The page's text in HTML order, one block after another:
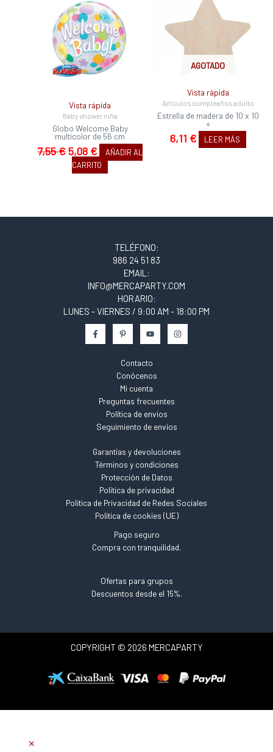
Vista rápida
Baby shower niña
Globo Welcome Baby
multicolor de 56 cm
7,55€
original
era:
7,55 €.
5,08 €
actual
es:
5,08 €.
AÑADIR AL
CARRITO
AGOTADO
Vista rápida
Artículos cumpleaños adulto
Estrella de madera de 10 x 10
«
6,11 € LEER MÁS
TELÉFONO:
986 24 51 83
EMAIL:
INFO@MERCAPARTY.COM
HORARIO:
LUNES - VIERNES / 9:00 AM - 18:00 PM
Contacto
Conócenos
Mi cuenta
Preguntas frecuentes
Política de envios
Seguimiento de envíos
Garantías y devoluciones
Términos y condiciones
Protección de Datos
Política de privacidad
Política de Privacidad de Redes Sociales
Política de cookies (UE)
Pago seguro
Compra con tranquilidad.
Ofertas para grupos
Descuentos desde el 15%.
COPYRIGHT © 2026 MERCAPARTY